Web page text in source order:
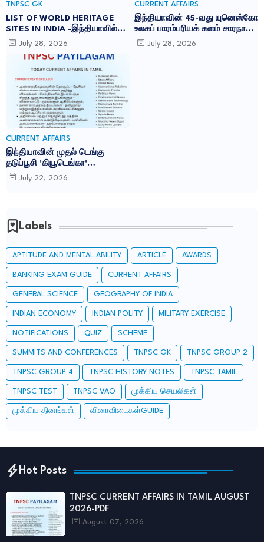
TNPSC GK
LIST OF WORLD HERITAGE
SITES IN INDIA -இந்தியாவில்
உள்ள 45 யுனெஸ்கோ உலக
பாரம்பரிய தளங்கள்:
July 28, 2026
CURRENT AFFAIRS
இந்தியாவின் 45-வது யுனெஸ்கோ
உலகப் பாரம்பரியக் களம் சாரநாத்:
TNPSC CURRENT AFFAIRS IN
TAMIL JULY 2026
July 28, 2026
CURRENT AFFAIRS
இந்தியாவின் முதல் டெங்கு
தடுப்பூசி 'கியூடெங்கா'
(Qdenga): TNPSC CURRENT
AFFAIRS IN TAMIL JULY 2026
July 22, 2026
Labels
APTITUDE AND MENTAL ABILITY ARTICLE AWARDS
BANKING EXAM GUIDE CURRENT AFFAIRS
GENERAL SCIENCE GEOGRAPHY OF INDIA
INDIAN ECONOMY INDIAN POLITY MILITARY EXERCISE
NOTIFICATIONS QUIZ SCHEME
SUMMITS AND CONFERENCES TNPSC GK TNPSC GROUP 2
TNPSC GROUP 4 TNPSC HISTORY NOTES TNPSC TAMIL
TNPSC TEST TNPSC VAO முக்கிய செயலிகள்
முக்கிய தினங்கள் வினாவிடைகள்GUIDE
Hot Posts
TNPSC CURRENT AFFAIRS IN TAMIL AUGUST
2026-PDF
August 07, 2026